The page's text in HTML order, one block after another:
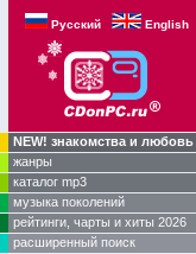
Русский English
NEW! знакомства и любовь
жанры
каталог mp3
музыка поколений
рейтинги, чарты и хиты 2026
расширенный поиск